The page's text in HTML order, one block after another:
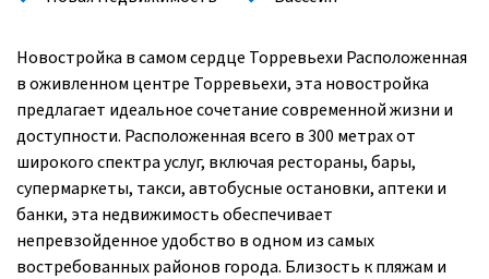
Новостройка в самом сердце Торревьехи Расположенная
в оживленном центре Торревьехи, эта новостройка
предлагает идеальное сочетание современной жизни и
доступности. Расположенная всего в 300 метрах от
широкого спектра услуг, включая рестораны, бары,
супермаркеты, такси, автобусные остановки, аптеки и
банки, эта недвижимость обеспечивает
непревзойденное удобство в одном из самых
востребованных районов города. Близость к пляжам и